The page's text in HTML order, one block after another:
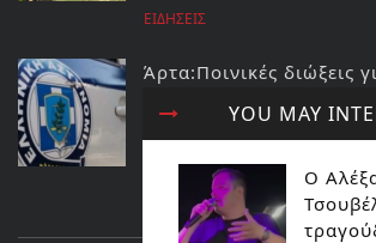
YOU MAY
Ο
ΕΙΔΗΣΕΙΣ
Άρτα:Ποινικές διώξεις
διευθυντής και ο
ΔΙΑΒΑΣΤΕ